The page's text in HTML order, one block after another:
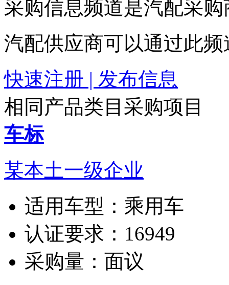
采购信息频道是汽配采
汽配供应商可以通过此
快速注册 | 发布信息
相同产品类目采购项目
车标
某本土一级企业
适用车型： 乘用车
认证要求： 16949
采购量： 面议